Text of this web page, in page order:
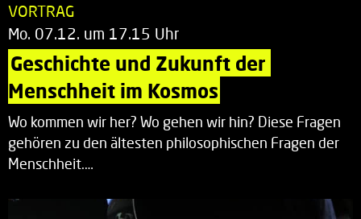
VORTRAG
Mo. 07.12. um 17.15 Uhr
Geschichte und Zukunft der
Menschheit im Kosmos
Wo kommen wir her? Wo gehen wir hin? Diese Fragen
gehören zu den ältesten philosophischen Fragen der
Menschheit.…